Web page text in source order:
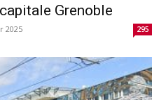
Grenoble
2025 295